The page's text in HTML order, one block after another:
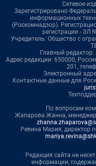
Сетевое
Зарегистрировано
информационных
(Роскомнадзор).
регистрации - ЭЛ
Учредитель: Общество с
Главный
Адрес редакции: 650000,
201,
Электронный
Контактные данные для
По вопросам
Жапарова Жанна,
Ревина Мария, директор
Редакция сайта не
информации,